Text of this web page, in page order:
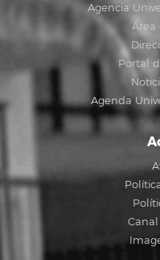
Agencia
Área
Portal
Agenda